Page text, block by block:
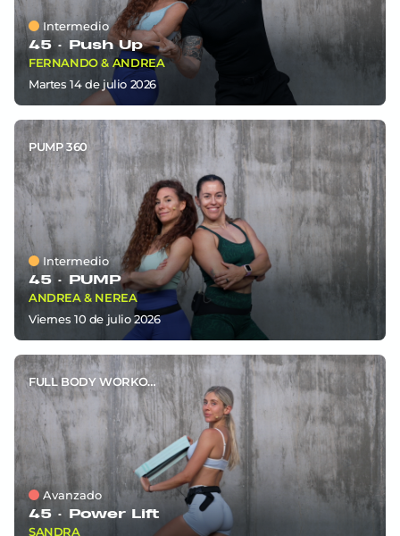
Intermedio
45 · Push Up
FERNANDO & ANDREA
martes 14de julio 2026
PUMP 360
Intermedio
45 · PUMP
ANDREA & NEREA
viernes 10 de julio 2026
FULL BODY WORKOUT
Avanzado
45 · Power Lift
SANDRA